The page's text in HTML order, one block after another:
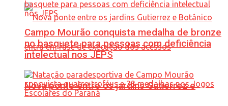
Nova ponte entre os jardins Gutierrez e
Campo Mourão conquista medalha de bronze
no basquete para pessoas com deficiência
intelectual nos JEPS